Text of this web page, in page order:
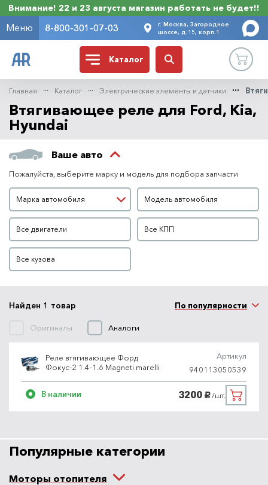
Внимание! 22 и 23 августа магазин работать не будет!!
Меню 8-800-301-07-03
г. Москва, Загородное
шоссе, д.15, корп.1
Каталог
Главная Каталог Электрические элементы и датчики
Втягивающее реле для Ford, Kia,
Hyundai
Ваше авто
Пожалуйста, выберите марку и модель для подбора запчасти
Марка автомобиля
Марка автомобиля
Модель автомобиля
Модель автомобиля
Двигатель
Все двигатели
КПП
Все КПП
Кузов
Все кузова
Найден 1 товар
Оригиналы Аналоги
По популярности
Реле втягивающее Форд
Фокус-2 1.4-1.6 Magneti marelli
Артикул
940113050539
В наличии 3200 руб./шт.
Популярные категории
Моторы отопителя